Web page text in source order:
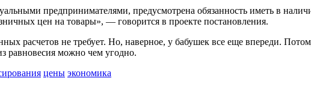
предпринимателями, предусмотрена обязанность иметь в
цен на товары», — говорится в проекте постановления.
расчетов не требует. Но, наверное, у бабушек все еще впереди.
равновесия можно чем угодно.
цены экономика